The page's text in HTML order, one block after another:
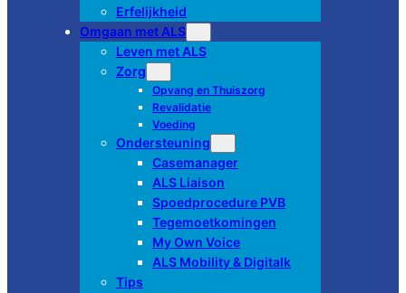
Erfelijkheid
Omgaan met ALS
Leven met ALS
Zorg
Opvang en Thuiszorg
Revalidatie
Voeding
Ondersteuning
Casemanager
ALS Liaison
Spoedprocedure PVB
Tegemoetkomingen
My Own Voice
ALS Mobility & Digitalk
Tips